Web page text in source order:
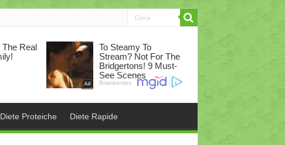
Diete Proteiche Diete Rapide